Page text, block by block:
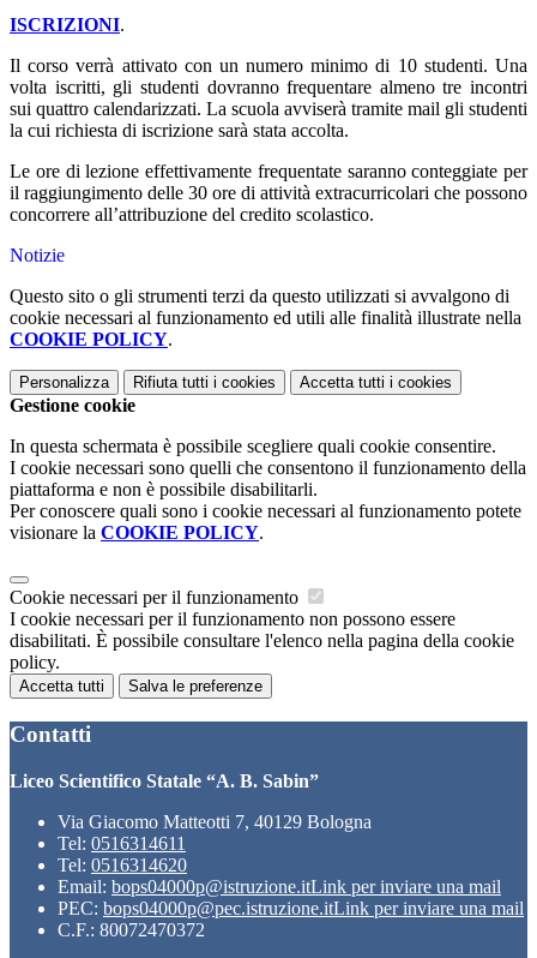
ISCRIZIONI.
Il corso verrà attivato con un numero minimo di 10 studenti. Una
volta iscritti, gli studenti dovranno frequentare almeno tre incontri
sui quattro calendarizzati. La scuola avviserà tramite mail gli studenti
la cui richiesta di iscrizione sarà stata accolta.
Le ore di lezione effettivamente frequentate saranno conteggiate per
il raggiungimento delle 30 ore di attività extracurricolari che possono
concorrere all’attribuzione del credito scolastico.
Notizie
Questo sito o gli strumenti terzi da questo utilizzati si avvalgono di
cookie necessari al funzionamento ed utili alle finalità illustrate nella
COOKIE POLICY.
Personalizza Rifiuta tutti i cookies Accetta tutti i cookies
Gestione cookie
In questa schermata è possibile scegliere quali cookie consentire.
I cookie necessari sono quelli che consentono il funzionamento della
piattaforma e non è possibile disabilitarli.
Per conoscere quali sono i cookie necessari al funzionamento potete
visionare la COOKIE POLICY.
Cookie necessari per il funzionamento
I cookie necessari per il funzionamento non possono essere
disabilitati. È possibile consultare l'elenco nella pagina della cookie
policy.
Accetta tutti Salva le preferenze
Contatti
Liceo Scientifico Statale “A. B. Sabin”
Via Giacomo Matteotti 7, 40129 Bologna
Tel: 0516314611
Tel: 0516314620
Email: bops04000p@istruzione.itLink per inviare una mail
PEC: bops04000p@pec.istruzione.itLink per inviare una mail
C.F.: 80072470372